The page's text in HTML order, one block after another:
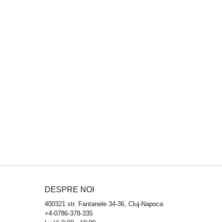
DESPRE NOI
400321 str. Fantanele 34-36, Cluj-Napoca
+4-0786-378-335